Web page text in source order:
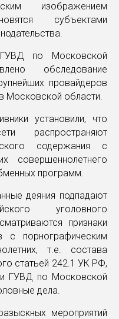
изображением
субъектами
по Московской
обследование
провайдеров
Московской области.
установили, что
распространяют
содержания с
совершеннолетнего
программ.
деяния подпадают
уголовного
признаки
с порнографическим
т.е. состава
статьей 242.1 УК РФ,
ГУВД по Московской
дела.
мероприятий